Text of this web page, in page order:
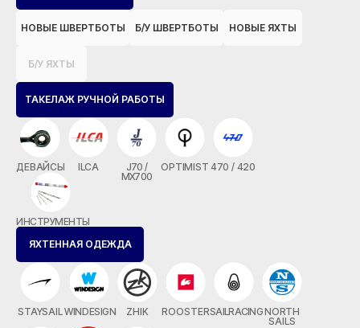
НОВЫЕ ШВЕРТБОТЫ Б/У ШВЕРТБОТЫ НОВЫЕ ЯХТЫ
Б/У ЯХТЫ
ТАКЕЛАЖ РУЧНОЙ РАБОТЫ
ДЕВАЙСЫ ILCA
J70 /
MX700
OPTIMIST 470 / 420
ИНСТРУМЕНТЫ
ЯХТЕННАЯ ОДЕЖДА
STAYSAILWINDESIGN ZHIK ROOSTERSAILRACINGNORTH
SAILS